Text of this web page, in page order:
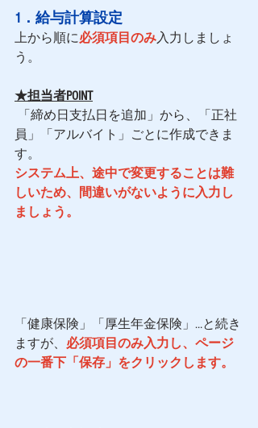
1．給与計算設定
上から順に必須項目のみ入力しましょ
う。
★担当者POINT
「締め日支払日を追加」から、「正社
員」「アルバイト」ごとに作成できま
す。
システム上、途中で変更することは難
しいため、間違いがないように入力し
ましょう。
「健康保険」「厚生年金保険」…と続き
ますが、 必須項目のみ入力し、ページ
の一番下「保存」をクリックします。